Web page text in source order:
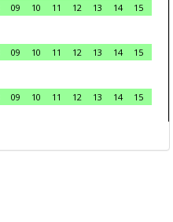
09 10 11 12 13 14
15
09 10 11 12 13 14
15
09 10 11 12 13 14
15